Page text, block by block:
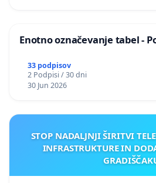
Enotno označevanje tabel -
33 podpisov
2 Podpisi / 30 dni
30 Jun 2026
STOP NADALJNJI ŠIRITVI
INFRASTRUKTURE IN